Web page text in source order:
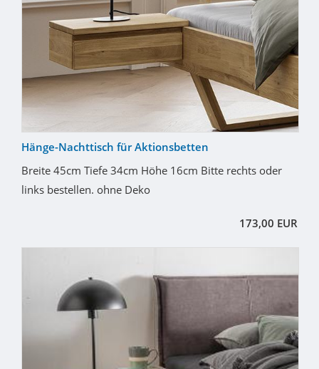
Hänge-Nachttisch für Aktionsbetten
Breite 45cm Tiefe 34cm Höhe 16cm Bitte rechts oder
links bestellen. ohne Deko
173,00 EUR